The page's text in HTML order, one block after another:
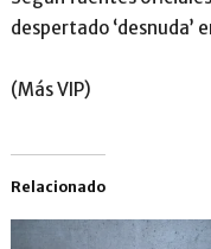
despertado ‘desnuda’
(Más VIP)
Relacionado